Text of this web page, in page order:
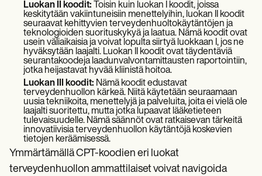
Luokan II koodit: Toisin kuin luokan I koodit, joissa
keskitytään vakiintuneisiin menettelyihin, luokan II koodit
seuraavat kehittyvien terveydenhuoltokäytäntöjen ja
teknologioiden suorituskykyä ja laatua. Nämä koodit ovat
usein väliaikaisia ja voivat lopulta siirtyä luokkaan I, jos ne
hyväksytään laajalti. Luokan II koodit ovat täydentäviä
seurantakoodeja laadunvalvontamittausten raportointiin,
jotka heijastavat hyvää kliinistä hoitoa.
Luokan III koodit: Nämä koodit edustavat
terveydenhuollon kärkeä. Niitä käytetään seuraamaan
uusia tekniikoita, menettelyjä ja palveluita, joita ei vielä ole
laajalti suoritettu, mutta jotka lupaavat lääketieteen
tulevaisuudelle. Nämä säännöt ovat ratkaisevan tärkeitä
innovatiivisia terveydenhuollon käytäntöjä koskevien
tietojen keräämisessä.
Ymmärtämällä CPT-koodien eri luokat
terveydenhuollon ammattilaiset voivat navigoida